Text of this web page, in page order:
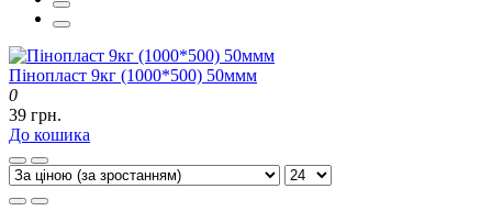
Пінопласт 9кг (1000*500) 50ммм
0
39 грн.
До кошика